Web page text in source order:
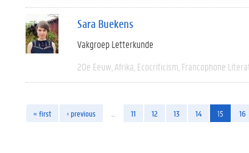
Sara Buekens
Vakgroep Letterkunde
20e Eeuw Afrika Ecocriticism Francophone
« first ‹ previous 11 12 13 14 15 16